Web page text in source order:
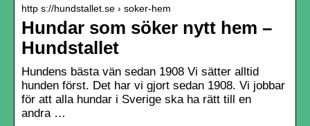
http s://hundstallet.se › soker-hem
Hundar som söker nytt hem –
Hundstallet
Hundens bästa vän sedan 1908 Vi sätter alltid
hunden först. Det har vi gjort sedan 1908. Vi jobbar
för att alla hundar i Sverige ska ha rätt till en
andra …